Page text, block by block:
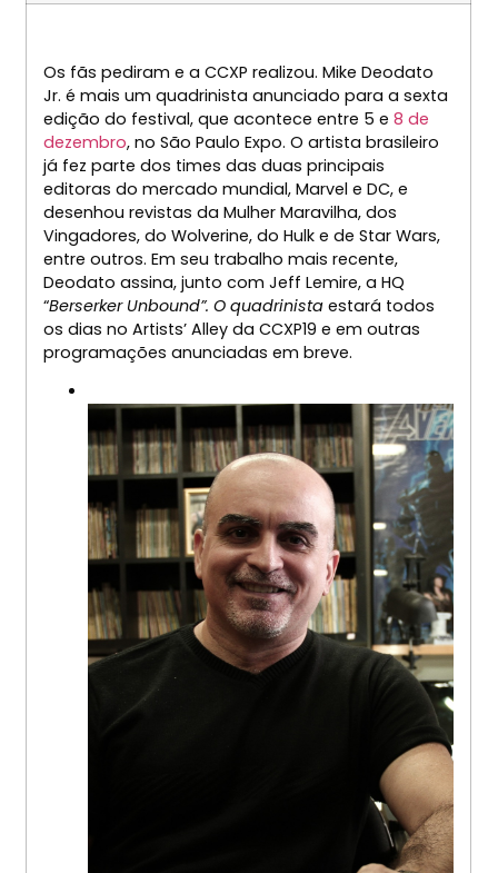
Os fãs pediram e a CCXP realizou. Mike Deodato
Jr. é mais um quadrinista anunciado para a sexta
edição do festival, que acontece entre 5 e8 de
dezembro, no São Paulo Expo. O artista brasileiro
já fez parte dos times das duas principais
editoras do mercado mundial, Marvel e DC, e
desenhou revistas da Mulher Maravilha, dos
Vingadores, do Wolverine, do Hulk e de Star Wars,
entre outros. Em seu trabalho mais recente,
Deodato assina, junto com Jeff Lemire, a HQ
“Berserker Unbound”. O quadrinistaestará todos
os dias no Artists’ Alley da CCXP19 e em outras
programações anunciadas em breve.